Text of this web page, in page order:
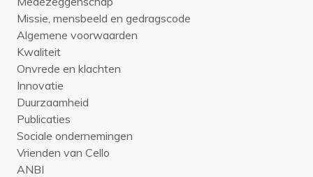
Missie, mensbeeld en gedragscode
Algemene voorwaarden
Kwaliteit
Onvrede en klachten
Innovatie
Duurzaamheid
Publicaties
Sociale ondernemingen
Vrienden van Cello
ANBI